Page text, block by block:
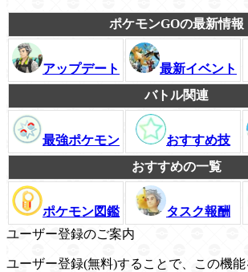
ポケモンGOの最新情報
アップデート 最新イベント
バトル関連
最強ポケモン おすすめ技
おすすめの一覧
ポケモン図鑑 タスク報酬
ユーザー登録のご案内
ユーザー登録(無料)することで、この機